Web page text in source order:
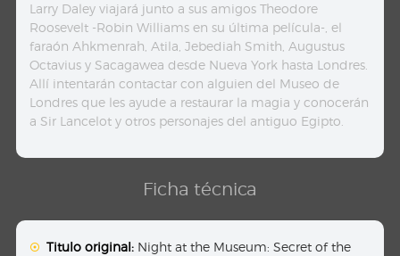
Larry Daley viajará junto a sus amigos Theodore
Roosevelt -Robin Williams en su última película-, el
faraón Ahkmenrah, Atila, Jebediah Smith, Augustus
Octavius y Sacagawea desde Nueva York hasta Londres.
Allí intentarán contactar con alguien del Museo de
Londres que les ayude a restaurar la magia y conocerán
a Sir Lancelot y otros personajes del antiguo Egipto.
Ficha técnica
Titulo original: Night at the Museum: Secret of the